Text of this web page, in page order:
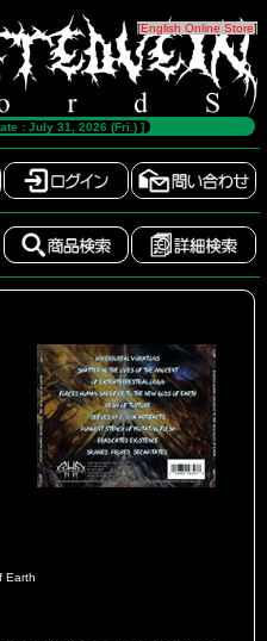
[English Online Store]
: July 31, 2026 (Fri.) ]
Earth